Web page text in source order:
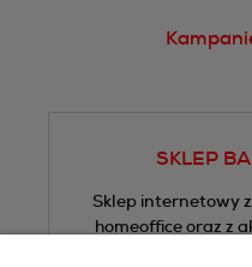
SKLEP
Sklep internetowy
homeoffice oraz z